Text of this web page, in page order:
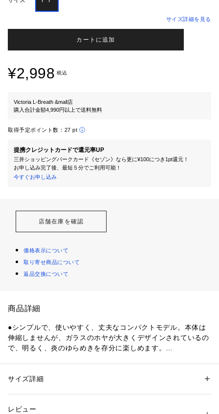
サイズ詳細を見る
カートに追加
¥2,998 税込
Victoria L-Breath &mall店
購入合計金額4,990円以上で送料無料
取得予定ポイント数： 27 pt
提携クレジットカードで還元率UP
三井ショッピングパークカード《セゾン》なら更に¥100につき1pt還元！
お申し込み完了後、最短５分でご利用可能！
今すぐお申し込み
店舗在庫を確認
価格表示について
取り寄せ商品について
返品交換について
商品詳細
●シンプルで、使いやすく、丈夫なコンパクトモデル。本体は
伸縮しませんが、ガラスのホヤが大きくデザインされているの
で、明るく、炎のゆらめきを存分に楽しめます。
※一部商品において弊社カラー表記がメーカーカラー表記と異
商品の色味が若干異なる場合があります。
性別：レディース
プ・バーベキュー
サイズ詳細
レビュー